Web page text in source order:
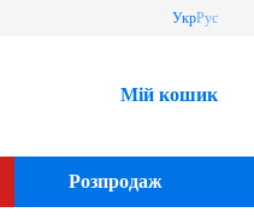
УкрРус
Мій кошик
Розпродаж